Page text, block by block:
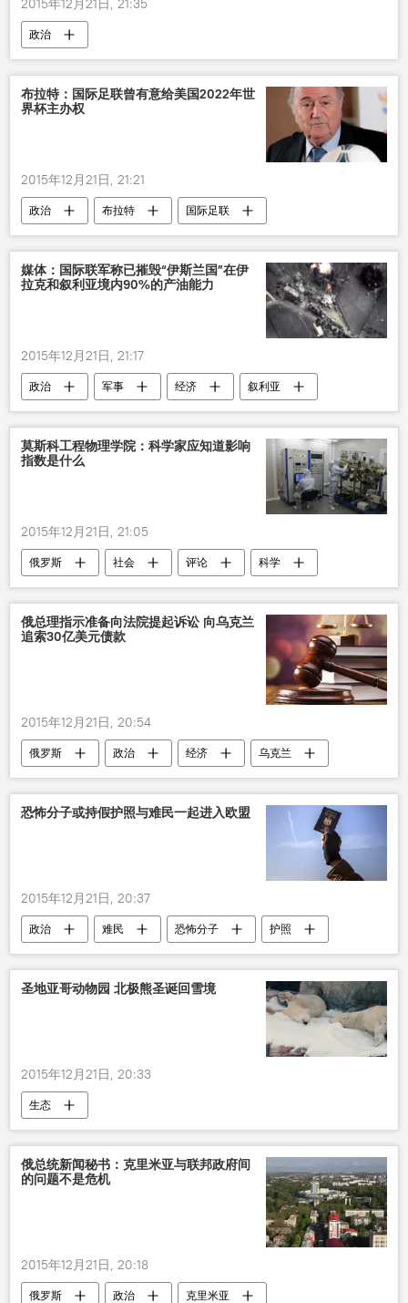
2015年12月21日, 21:35
政治
布拉特：国际足联曾有意给美国2022年世
界杯主办权
2015年12月21日, 21:21
政治 布拉特 国际足联
媒体：国际联军称已摧毁“伊斯兰国”在伊
拉克和叙利亚境内90%的产油能力
2015年12月21日, 21:17
政治 军事 经济
叙利亚
伊拉克
石油 伊斯兰国
莫斯科工程物理学院：科学家应知道影响
指数是什么
2015年12月21日, 21:05
俄罗斯 社会 评论 科学
俄总理指示准备向法院提起诉讼 向乌克兰
追索30亿美元债款
2015年12月21日, 20:54
俄罗斯 政治 经济
乌克兰
债务
恐怖分子或持假护照与难民一起进入欧盟
2015年12月21日, 20:37
政治 难民 恐怖分子
护照
欧盟
圣地亚哥动物园 北极熊圣诞回雪境
2015年12月21日, 20:33
生态
俄总统新闻秘书：克里米亚与联邦政府间
的问题不是危机
2015年12月21日, 20:18
俄罗斯 政治
克里米亚